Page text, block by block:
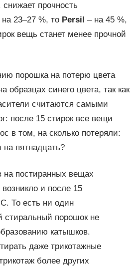
прочность
23–27 %, то Persil – на 45 %,
вещь станет менее прочной
порошка на потерю цвета
образцах синего цвета, так как
считаются самыми
после 15 стирок все вещи
в том, на сколько потеряли:
на пятнадцать?
на постиранных вещах
возникло и после 15
То есть ни один
стиральный порошок не
катышков.
даже трикотажные
более других